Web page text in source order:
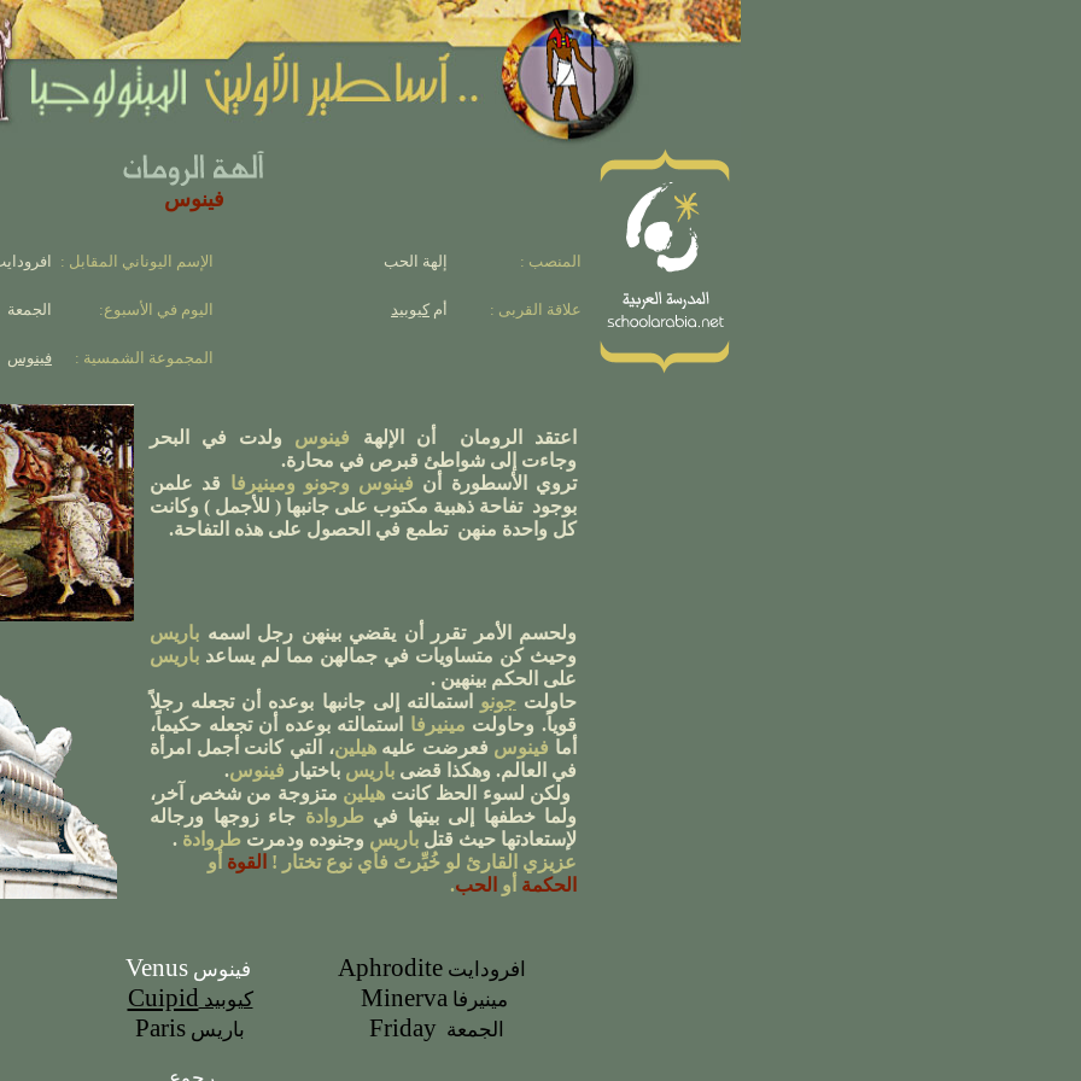
فينوس
الإسم اليوناني المقابل : إلهة الحب المنصب :
الجمعة اليوم في الأسبوع: أم كيوبيد علاقة القربى :
فينوس المجموعة الشمسية :
اعتقد الرومان أن الإلهة فينوس
ولدت في البحر
وجاءت إلى شواطئ قبرص في محارة.
تروي الأسطورة
أن فينوس وجونو ومينيرفا قد علمن
بوجود تفاحة ذهبية مكتوب على جانبها ( للأجمل ) وكانت
كل واحدة منهن تطمع في الحصول على هذه التفاحة.
ولحسم الأمرتقرر أن يقضيبينهن رجل اسمه باريس
وحيث كن متساويات في جمالهن مما لم يساعد باريس
على الحكم بينهين .
حاولتجونو استمالته إلى جانبها بوعده أ نتجعله رجلاً
قوياً. وحاولت مينيرفا استمالته بوعده
أن تجعله حكيماً،
أما فينوس فعرضت عليههيلين، التي كانت أجمل امرأة
في العالم. وهكذا قضى باريس باختيار فينوس.
ولكن لسوء الحظ كانتهيلين متزوجة من شخص آخر ،
ولما خطفها إلى بيتها فيطروادة جاء زوجها ورجاله
لإستعادتها حيث قتل باريس وجنوده ودمرت طروادة .
عزيزي القارئ لو خُيِّرتَ فأي نوع تختار ! القوة أو
الحكمة أو الحب.
فينوسVenus افرودايت Aphrodite
كيوبيد Cuipid مينيرفا Minerva
باريس Paris الجمعة Friday